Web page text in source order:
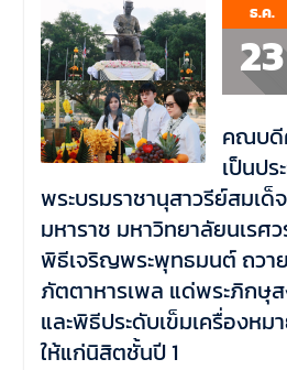
ธ.ค.
23
คณบดี
เป็นป
พระบรมราชานุสาวรีย์สมเด็
มหาราช มหาวิทยาลัยนเรศว
พิธีเจริญพระพุทธมนต์ ถวา
ภัตตาหารเพล แด่พระภิกษุ
และพิธีประดับเข็มเครื่องห
ให้แก่นิสิตชั้นปี 1